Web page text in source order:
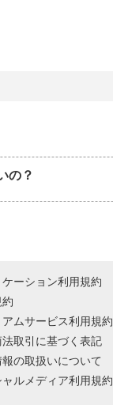
の？
ケーション利用規約
アムサービス利用規約
取引に基づく表記
の取扱いについて
ャルメディア利用規約